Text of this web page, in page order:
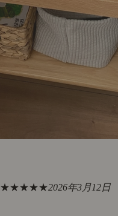
★★★★★2026年3月12日